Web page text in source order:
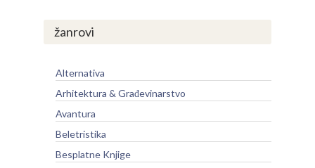
žanrovi
Alternativa
Arhitektura & Građevinarstvo
Avantura
Beletristika
Besplatne Knjige